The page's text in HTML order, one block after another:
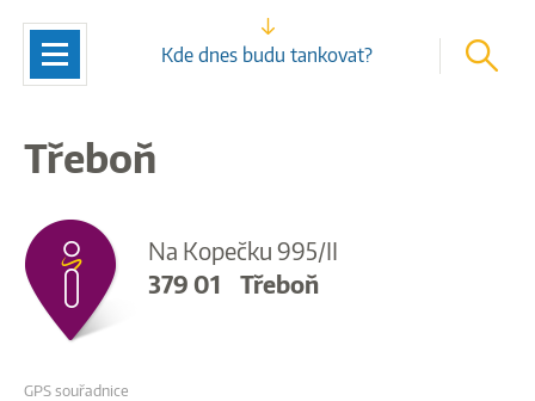
Kde dnes budu tankovat? vyhledat
Navigace
Třeboň
Na Kopečku 995/II
379 01 Třeboň
GPS souřadnice